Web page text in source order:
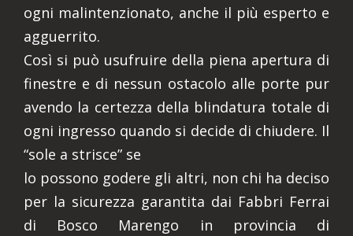
ogni malintenzionato, anche il più esperto e
agguerrito.
Così si può usufruire della piena apertura di
finestre e di nessun ostacolo alle porte pur
avendo la certezza della blindatura totale di
ogni ingresso quando si decide di chiudere. Il
“sole a strisce” se
lo possono godere gli altri, non chi ha deciso
per la sicurezza garantita dai Fabbri Ferrai
di Bosco Marengo in provincia di